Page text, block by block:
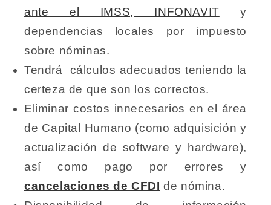
ante el IMSS, INFONAVIT y
dependencias locales por impuesto
sobre nóminas.
Tendrá cálculos adecuados teniendo la
certeza de que son los correctos.
Eliminar costos innecesarios en el área
de Capital Humano (como adquisición y
actualización de software y hardware),
así como pago por errores y
cancelaciones de CFDI de nómina.